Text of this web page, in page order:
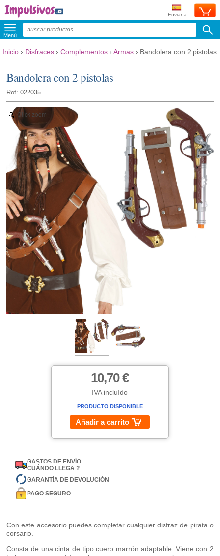
Enviar a:
Menú
Inicio › Disfraces › Complementos › Armas › Bandolera con 2 pistolas
Bandolera con 2 pistolas
Ref: 022035
Click zoom
10,70 €
IVA incluído
PRODUCTO DISPONIBLE
Añadir a carrito
GASTOS DE ENVÍO
CUÁNDO LLEGA ?
GARANTÍA DE DEVOLUCIÓN
PAGO SEGURO
Con este accesorio puedes completar cualquier disfraz de pirata o
corsario.
Consta de una cinta de tipo cuero marrón adaptable. Viene con 2